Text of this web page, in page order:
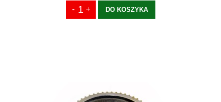
DO KOSZYKA